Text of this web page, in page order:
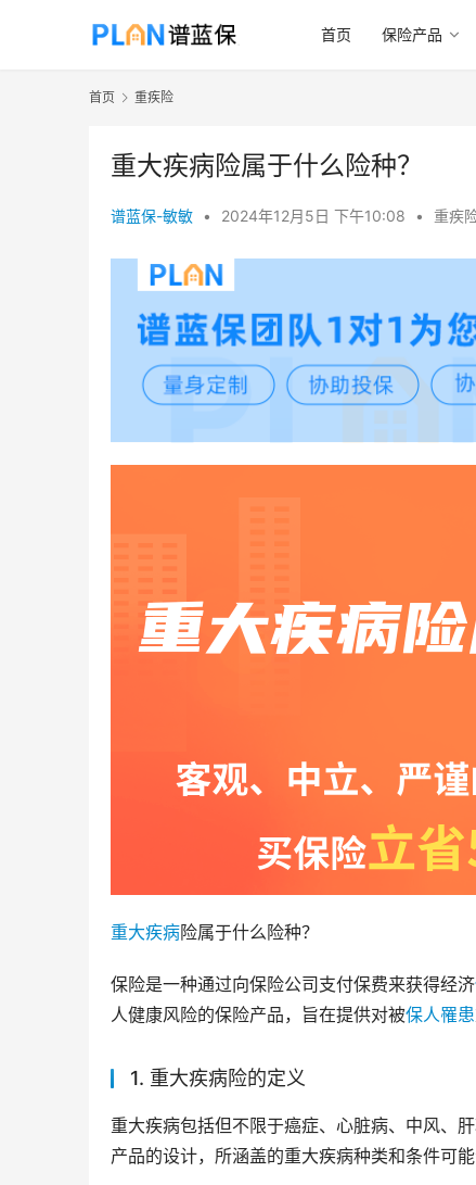
首页 保险产品
首页 重疾险
重大疾病险属于什么险种？
谱蓝保-敏敏 • 2024年12月5日 下午10:08 • 重疾
重大疾病险属于什么险种？
保险是一种通过向保险公司支付保费来获得经济
人健康风险的保险产品，旨在提供对被保人罹患
1. 重大疾病险的定义
重大疾病包括但不限于癌症、心脏病、中风、
产品的设计，所涵盖的重大疾病种类和条件可能